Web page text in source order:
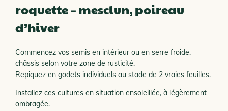
roquette – mesclun, poireau
d’hiver
Commencez vos semis en intérieur ou en serre froide,
châssis selon votre zone de rusticité.
Repiquez en godets individuels au stade de 2 vraies feuilles.
Installez ces cultures en situation ensoleillée, à légèrement
ombragée.